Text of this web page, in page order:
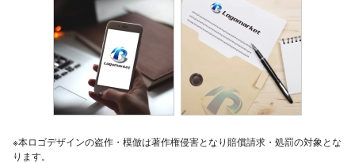
※本ロゴデザインの盗作・模倣は著作権侵害となり賠償請求・処罰の対象とな
ります。